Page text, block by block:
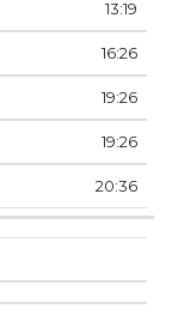
13:19
16:26
19:26
19:26
20:36